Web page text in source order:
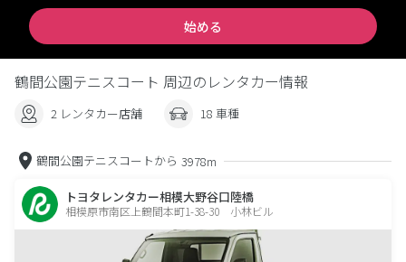
始める
鶴間公園テニスコート 周辺のレンタカー情報
2 レンタカー店舗 18 車種
鶴間公園テニスコートから 3978m
トヨタレンタカー相模大野谷口陸橋
相模原市南区上鶴間本町1-38-30 小林ビル